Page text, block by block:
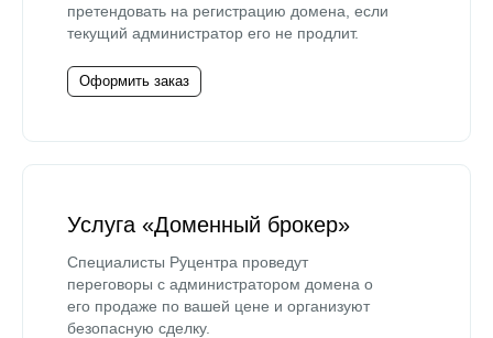
претендовать на регистрацию домена, если
текущий администратор его не продлит.
Оформить заказ
Услуга «Доменный брокер»
Специалисты Руцентра проведут
переговоры с администратором домена о
его продаже по вашей цене и организуют
безопасную сделку.